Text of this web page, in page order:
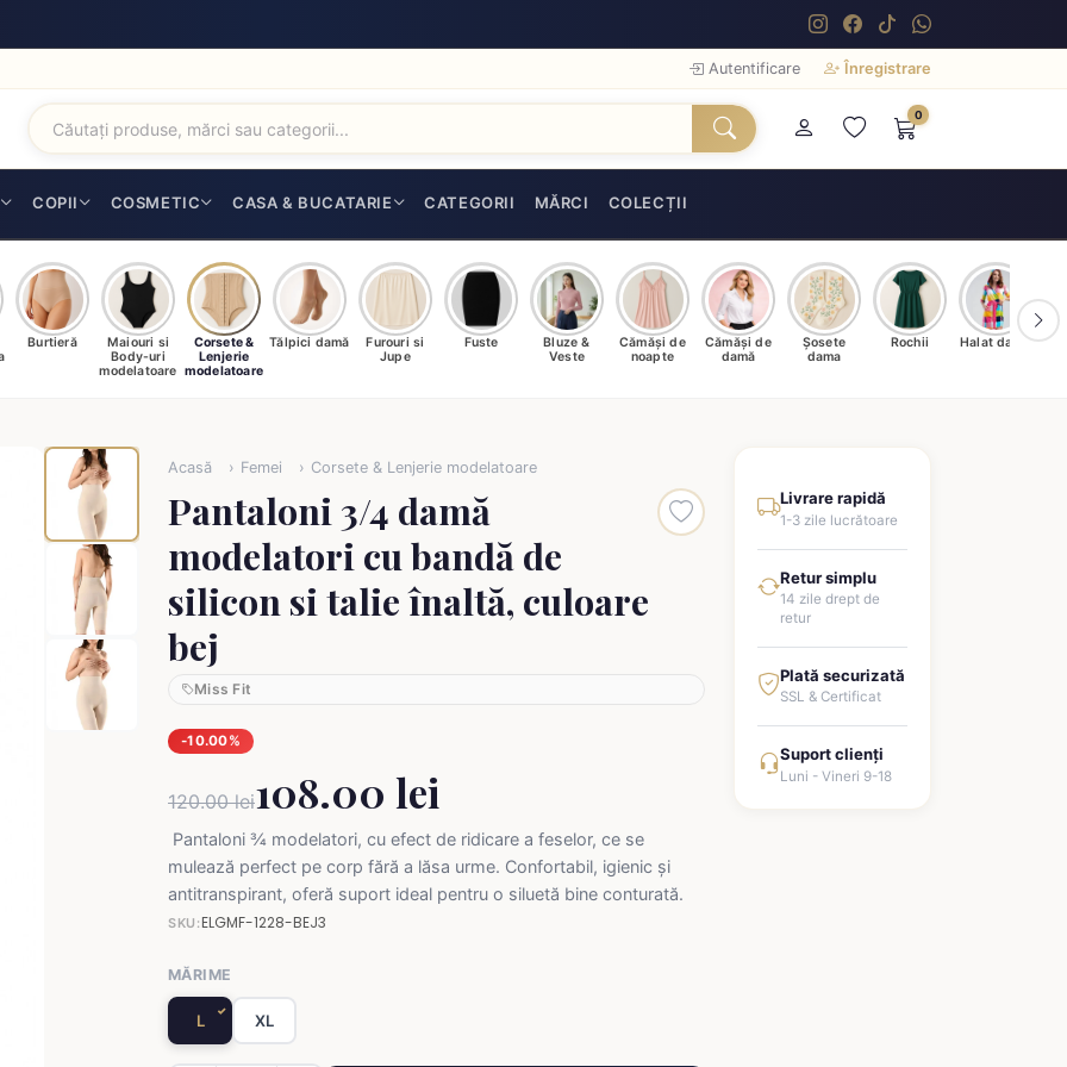
Autentificare Înregistrare
0
COPII COSMETIC CASA & BUCATARIE CATEGORII MĂRCI COLECȚII
Burtieră
Maiouri si
Body-uri
modelatoare
Corsete &
Lenjerie
modelatoare
Tălpici damă
Furouri si
Jupe
Fuste
Bluze &
Veste
Cămăși de
noapte
Cămăși de
damă
Șosete
dama
Rochii Halat damă
Acasă Femei Corsete & Lenjerie modelatoare
Pantaloni 3/4 damă
modelatori cu bandă de
silicon si talie înaltă, culoare
bej
Miss Fit
-10.00%
120.00 lei108.00 lei
Pantaloni ¾ modelatori, cu efect de ridicare a feselor, ce se
mulează perfect pe corp fără a lăsa urme. Confortabil, igienic și
antitranspirant, oferă suport ideal pentru o siluetă bine conturată.
SKU:ELGMF-1228-BEJ3
MĂRIME
L XL
Livrare rapidă
1-3 zile lucrătoare
Retur simplu
14 zile drept de
retur
Plată securizată
SSL & Certificat
Suport clienți
Luni - Vineri 9-18